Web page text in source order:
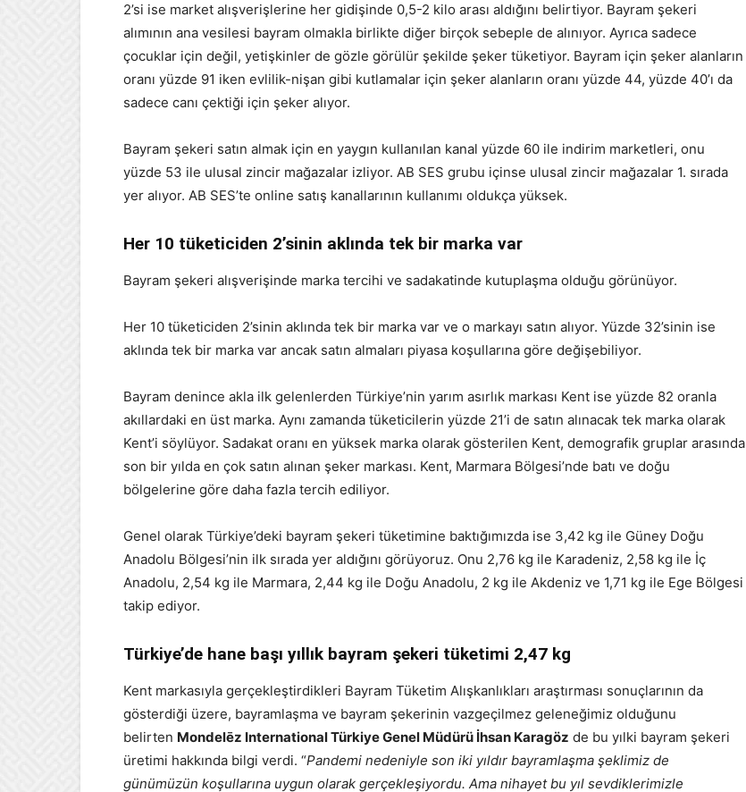
2’si ise market alışverişlerine her gidişinde 0,5-2 kilo arası aldığını belirtiyor. Bayram şekeri
alımının ana vesilesi bayram olmakla birlikte diğer birçok sebeple de alınıyor. Ayrıca sadece
çocuklar için değil, yetişkinler de gözle görülür şekilde şeker tüketiyor. Bayram için şeker alanların
oranı yüzde 91 iken evlilik-nişan gibi kutlamalar için şeker alanların oranı yüzde 44, yüzde 40’ı da
sadece canı çektiği için şeker alıyor.
Bayram şekeri satın almak için en yaygın kullanılan kanal yüzde 60 ile indirim marketleri, onu
yüzde 53 ile ulusal zincir mağazalar izliyor. AB SES grubu içinse ulusal zincir mağazalar 1. sırada
yer alıyor. AB SES’te online satış kanallarının kullanımı oldukça yüksek.
Her 10 tüketiciden 2’sinin aklında tek bir marka var
Bayram şekeri alışverişinde marka tercihi ve sadakatinde kutuplaşma olduğu görünüyor.
Her 10 tüketiciden 2’sinin aklında tek bir marka var ve o markayı satın alıyor. Yüzde 32’sinin ise
aklında tek bir marka var ancak satın almaları piyasa koşullarına göre değişebiliyor.
Bayram denince akla ilk gelenlerden Türkiye’nin yarım asırlık markası Kent ise yüzde 82 oranla
akıllardaki en üst marka. Aynı zamanda tüketicilerin yüzde 21’i de satın alınacak tek marka olarak
Kent’i söylüyor. Sadakat oranı en yüksek marka olarak gösterilen Kent, demografik gruplar arasında
son bir yılda en çok satın alınan şeker markası. Kent, Marmara Bölgesi’nde batı ve doğu
bölgelerine göre daha fazla tercih ediliyor.
Genel olarak Türkiye’deki bayram şekeri tüketimine baktığımızda ise 3,42 kg ile Güney Doğu
Anadolu Bölgesi’nin ilk sırada yer aldığını görüyoruz. Onu 2,76 kg ile Karadeniz, 2,58 kg ile İç
Anadolu, 2,54 kg ile Marmara, 2,44 kg ile Doğu Anadolu, 2 kg ile Akdeniz ve 1,71 kg ile Ege Bölgesi
takip ediyor.
Türkiye’de hane başı yıllık bayram şekeri tüketimi 2,47 kg
Kent markasıyla gerçekleştirdikleri Bayram Tüketim Alışkanlıkları araştırması sonuçlarının da
gösterdiği üzere, bayramlaşma ve bayram şekerinin vazgeçilmez geleneğimiz olduğunu
belirten Mondelēz International Türkiye Genel Müdürü İhsan Karagöz de bu yılki bayram şekeri
üretimi hakkında bilgi verdi. “Pandemi nedeniyle son iki yıldır bayramlaşma şeklimiz de
günümüzün koşullarına uygun olarak gerçekleşiyordu. Ama nihayet bu yıl sevdiklerimizle